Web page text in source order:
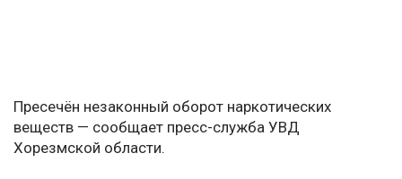
Пресечён незаконный оборот наркотических
веществ — сообщает пресс-служба УВД
Хорезмской области.